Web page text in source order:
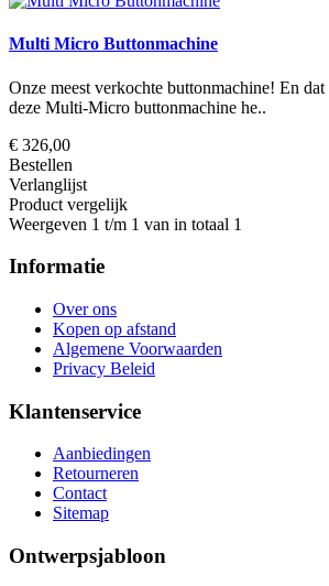
Multi Micro Buttonmachine
Onze meest verkochte buttonmachine! En
deze Multi-Micro buttonmachine he..
€ 326,00
Bestellen
Verlanglijst
Product vergelijk
Weergeven 1 t/m 1 van in totaal 1
Informatie
Over ons
Kopen op afstand
Algemene Voorwaarden
Privacy Beleid
Klantenservice
Aanbiedingen
Retourneren
Contact
Sitemap
Ontwerpsjabloon